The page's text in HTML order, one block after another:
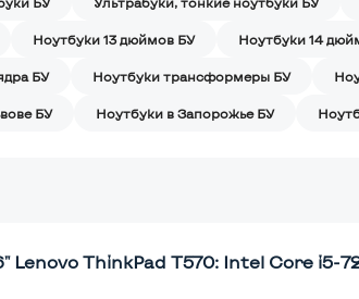
Ноутбуки 13 дюймов БУ Ноутбуки 14
БУ Ноутбуки трансформеры БУ
БУ Ноутбуки в Запорожье БУ
Lenovo ThinkPad T570: Intel Core i5-